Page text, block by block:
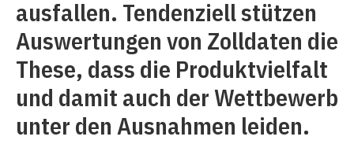
ausfallen. Tendenziell stützen
Auswertungen von Zolldaten die
These, dass die Produktvielfalt
und damit auch der Wettbewerb
unter den Ausnahmen leiden.